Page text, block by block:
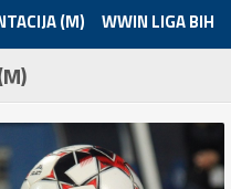
(M) WWIN LIGA BIH